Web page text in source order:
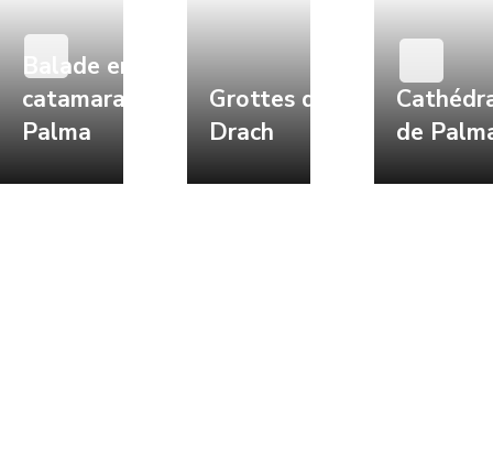
Balade en
catamaran à
Palma
Grottes du
Drach
de